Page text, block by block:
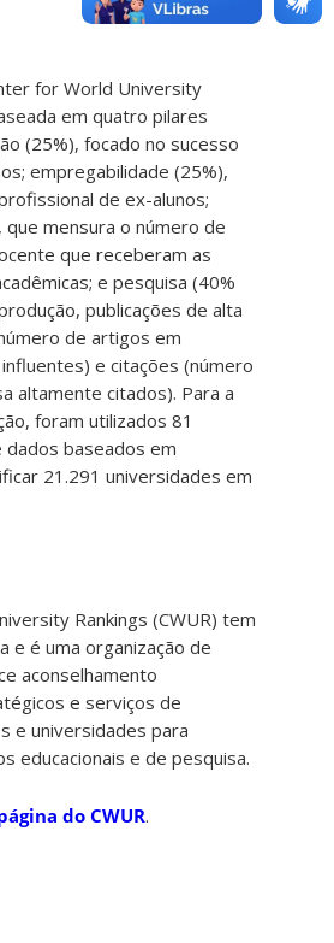
for World University
em quatro pilares
(25%), focado no sucesso
empregabilidade (25%),
de ex-alunos;
mensura o número de
que receberam as
e pesquisa (40%
publicações de alta
de artigos em
e citações (número
altamente citados). Para a
foram utilizados 81
baseados em
21.291 universidades em
Rankings (CWUR) tem
e é uma organização de
aconselhamento
e serviços de
e universidades para
educacionais e de pesquisa.
do CWUR.